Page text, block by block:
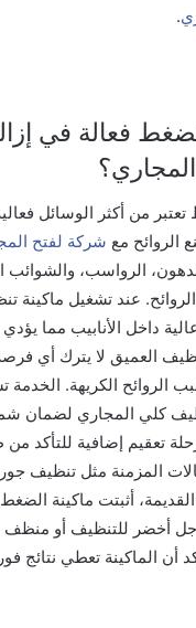
.
فعالة في
تعتبر من أكثر الوسائل
الروائح مع شركة لفتح
الرواسب،
عند تشغيل ماكينة
داخل الأنابيب مما
العميق لا يترك أي فرصة
الروائح الكريهة.
كلي المجاري لضمان
تعقيم إضافية للتأكد
المزمنة مثل تنظيف
أثبتت ماكينة الضغط
جل أخضر للتنظيف أو منظف
أن الماكينة تعطي نتائج